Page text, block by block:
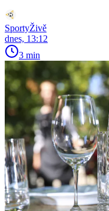
SportyŽivě
dnes, 13:12
3 min